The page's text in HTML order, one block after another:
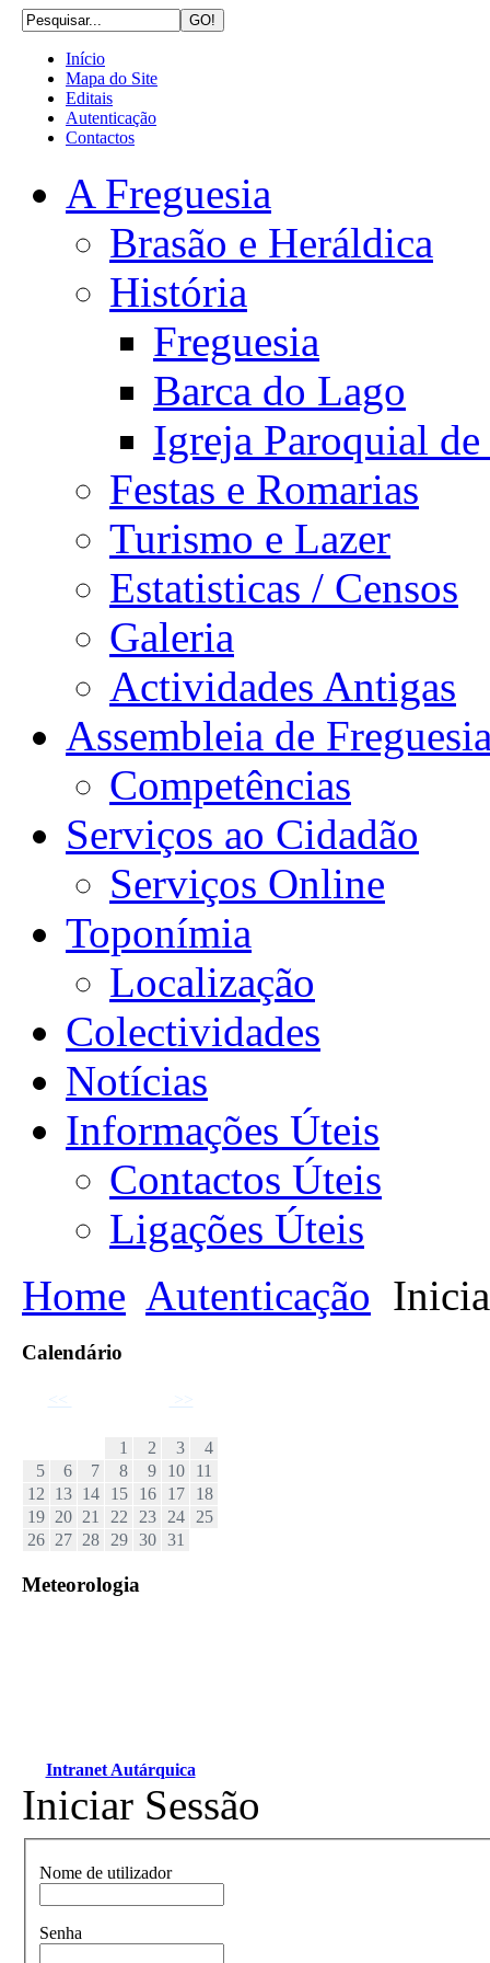
Início
Mapa do Site
Editais
Autenticação
Contactos
A Freguesia
Brasão e Heráldica
História
Freguesia
Barca do Lago
Igreja Paroquial de
Festas e Romarias
Turismo e Lazer
Estatisticas / Censos
Galeria
Actividades Antigas
Assembleia de
Competências
Serviços ao Cidadão
Serviços Online
Toponímia
Localização
Colectividades
Notícias
Informações Úteis
Contactos Úteis
Ligações Úteis
Home Autenticação
Calendário
<<
>>
1
2 3
4
5
6 7 8 9 10
11
12
13 14 15 16 17
18
19 20 21 22 23 24
25
26 27 28 29 30 31
Meteorologia
Intranet Autárquica
Iniciar Sessão
Nome de utilizador
Senha